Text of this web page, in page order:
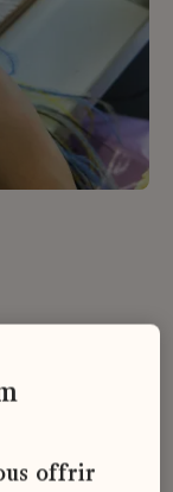
offrir